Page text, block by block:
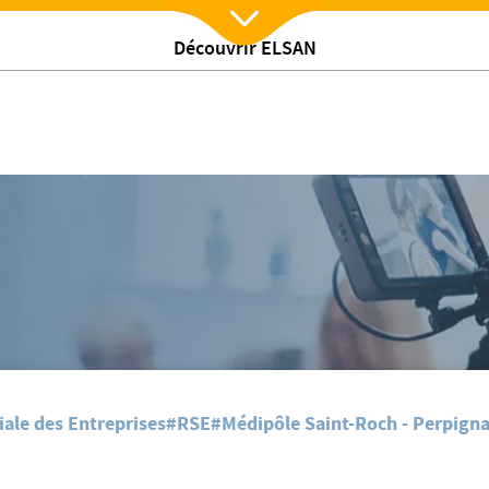
Découvrir ELSAN
salariés et ses Patients
Nx:Afficher menu
/Le 6 Juin prochain, Médipôle se met au circuit court pour ses salariés et
des Entreprises#RSE#Médipôle Saint-Roch -